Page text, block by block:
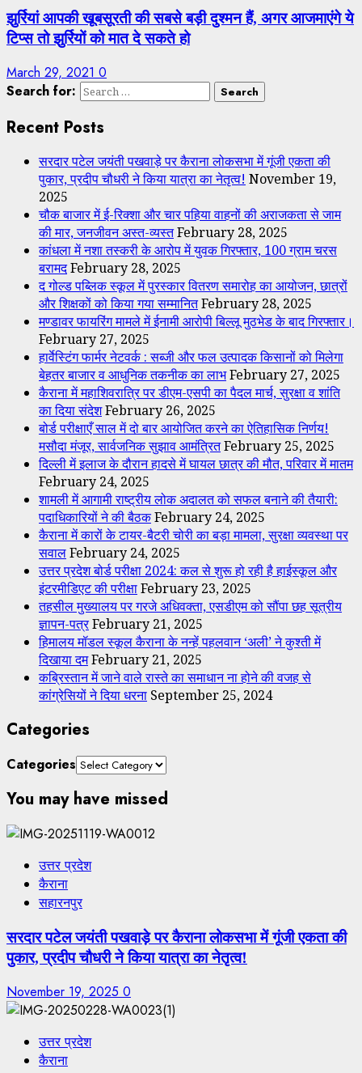
झुर्रियां आपकी खूबसूरती की सबसे बड़ी दुश्मन हैं, अगर आजमाएंगे ये
टिप्स तो झुर्रियों को मात दे सकते हो
March 29, 2021 0
Search for:
Recent Posts
सरदार पटेल जयंती पखवाड़े पर कैराना लोकसभा में गूंजी एकता की
पुकार, प्रदीप चौधरी ने किया यात्रा का नेतृत्व! November 19,
2025
चौक बाजार में ई-रिक्शा और चार पहिया वाहनों की अराजकता से जाम
की मार, जनजीवन अस्त-व्यस्तFebruary 28, 2025
कांधला में नशा तस्करी के आरोप में युवक गिरफ्तार, 100 ग्राम चरस
बरामदFebruary 28, 2025
द गोल्ड पब्लिक स्कूल में पुरस्कार वितरण समारोह का आयोजन, छात्रों
और शिक्षकों को किया गया सम्मानितFebruary 28, 2025
मण्डावर फायरिंग मामले में ईनामी आरोपी बिल्लू मुठभेड के बाद गिरफ्तार।
February 27, 2025
हार्वेस्टिंग फार्मर नेटवर्क : सब्जी और फल उत्पादक किसानों को मिलेगा
बेहतर बाजार व आधुनिक तकनीक का लाभFebruary 27, 2025
कैराना में महाशिवरात्रि पर डीएम-एसपी का पैदल मार्च, सुरक्षा व शांति
का दिया संदेशFebruary 26, 2025
बोर्ड परीक्षाएँ साल में दो बार आयोजित करने का ऐतिहासिक निर्णय!
मसौदा मंजूर, सार्वजनिक सुझाव आमंत्रितFebruary 25, 2025
दिल्ली में इलाज के दौरान हादसे में घायल छात्र की मौत, परिवार में मातम
February 24, 2025
शामली में आगामी राष्ट्रीय लोक अदालत को सफल बनाने की तैयारी:
पदाधिकारियों ने की बैठकFebruary 24, 2025
कैराना में कारों के टायर-बैटरी चोरी का बड़ा मामला, सुरक्षा व्यवस्था पर
सवालFebruary 24, 2025
उत्तर प्रदेश बोर्ड परीक्षा 2024: कल से शुरू हो रही है हाईस्कूल और
इंटरमीडिएट की परीक्षाFebruary 23, 2025
तहसील मुख्यालय पर गरजे अधिवक्ता, एसडीएम को सौंपा छह सूत्रीय
ज्ञापन-पत्रFebruary 21, 2025
हिमालय मॉडल स्कूल कैराना के नन्हें पहलवान ‘अली’ ने कुश्ती में
दिखाया दमFebruary 21, 2025
कब्रिस्तान में जाने वाले रास्ते का समाधान ना होने की वजह से
कांग्रेसियों ने दिया धरना September 25, 2024
Categories
Categories
You may have missed
उत्तर प्रदेश
कैराना
सहारनपुर
सरदार पटेल जयंती पखवाड़े पर कैराना लोकसभा में गूंजी एकता की
पुकार, प्रदीप चौधरी ने किया यात्रा का नेतृत्व!
November 19, 2025 0
उत्तर प्रदेश
कैराना